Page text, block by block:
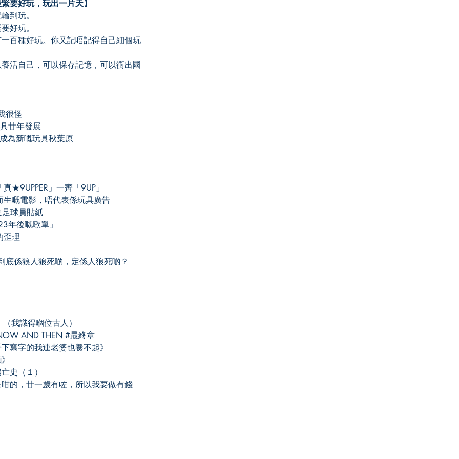
要好玩，玩出一片天】
到玩。
好玩。
百種好玩。你又記唔記得自己細個玩
活自己，可以保存記憶，可以衝出國
很怪
廿年發展
為新嘅玩具秋葉原
★9UPPER」一齊「9UP」
嘅電影，唔代表係玩具廣告
球員貼紙
年後嘅歌單」
歪理
人狼死啲，定係人狼死啲？
我識得嗰位古人）
AND THEN #最終章
寫字的我連老婆也養不起》
史（１）
的，廿一歲有咗，所以我要做有錢